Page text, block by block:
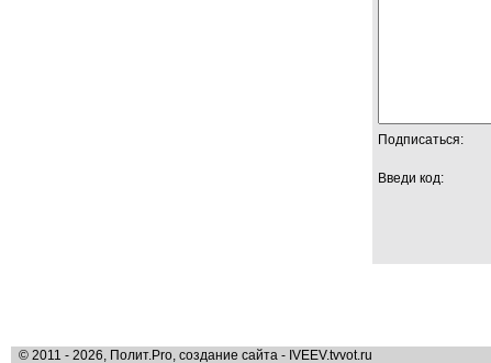
Подписаться:
Введи код:
© 2011 - 2026, Полит.Pro, создание сайта - IVEEV.tvvot.ru